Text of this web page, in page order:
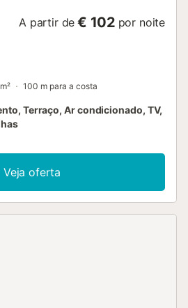
A partir de € 102 por noite
100 m para a costa
Terraço, Ar condicionado, TV,
Veja oferta